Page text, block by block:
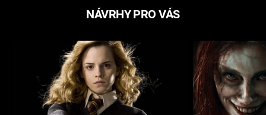
NÁVRHY PRO VÁS